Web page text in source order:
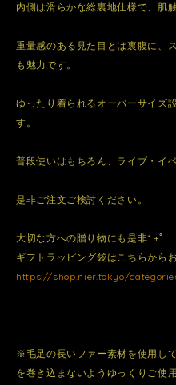
内側は滑らかな総裏地仕様で、肌
重量感のある見た目とは裏腹に、
も魅力です。
ゆったり着られるオーバーサイズ
す。
普段使いはもちろん、ライブ・イ
是非ご注文ご検討ください。
大切な方への贈り物にも是非*.+ﾟ
ギフトラッピング袋はこちらから
https://shop.nier.tokyo/
※毛足の長いファー素材を使用し
を巻き込まないようゆっくりご使